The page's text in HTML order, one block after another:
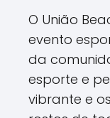
O União
evento
da
esporte e
vibrante e